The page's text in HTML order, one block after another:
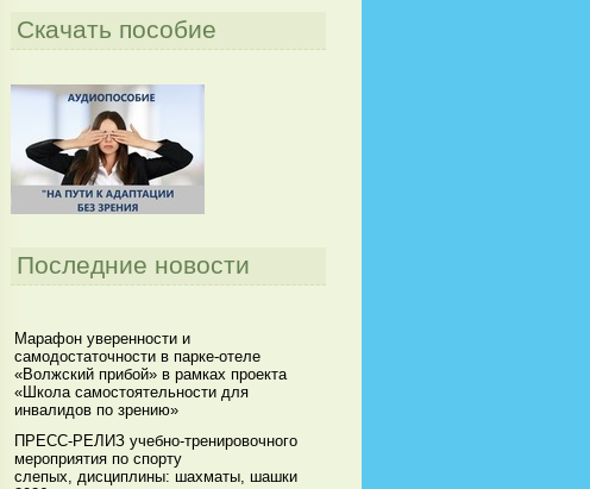
Скачать пособие
Последние новости
Марафон уверенности и
самодостаточности в парке-отеле
«Волжский прибой» в рамках проекта
«Школа самостоятельности для
инвалидов по зрению»
ПРЕСС-РЕЛИЗ учебно-тренировочного
мероприятия по спорту
слепых, дисциплины: шахматы, шашки